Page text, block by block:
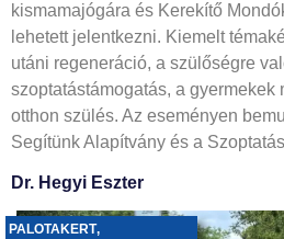
kismamajógára és Kerekítő
lehetett jelentkezni. Kiemelt
utáni regeneráció, a szülőségre
szoptatástámogatás, a gyermekek
otthon szülés. Az eseményen
Segítünk Alapítvány és a
Dr. Hegyi Eszter
PALOTAKERT,